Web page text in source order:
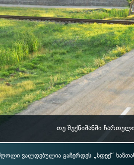
თუ შუქნიშანში
ვალდებულია გაჩერდეს „სდექ“